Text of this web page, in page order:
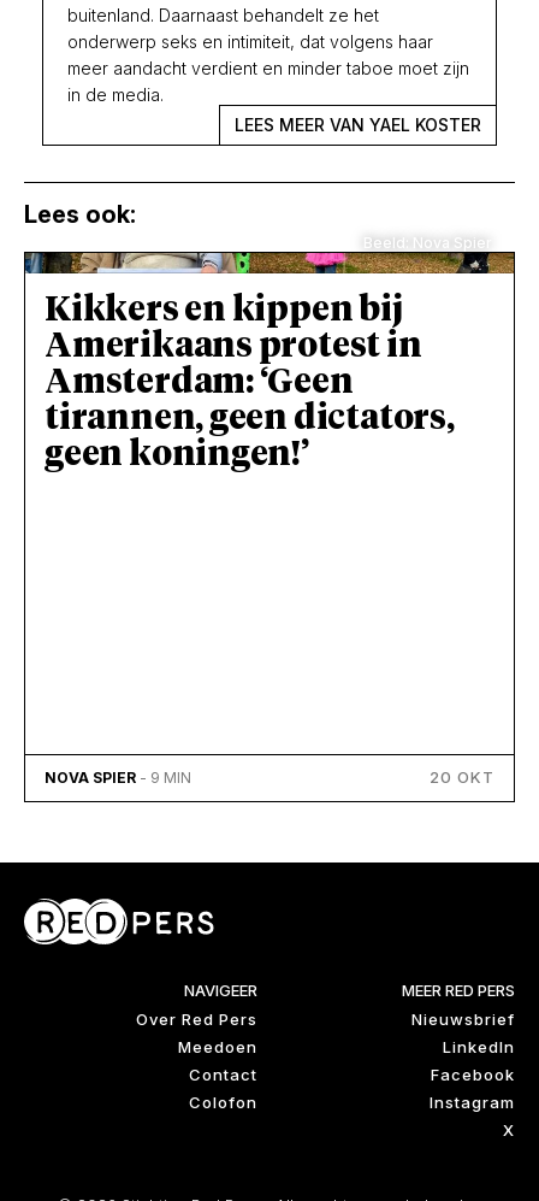
buitenland. Daarnaast behandelt ze het
onderwerp seks en intimiteit, dat volgens haar
meer aandacht verdient en minder taboe moet zijn
in de media.
LEES MEER VAN YAEL KOSTER
Lees ook:
Beeld: Nova Spier
Kikkers en kippen bij
Amerikaans protest in
Amsterdam: ‘Geen
tirannen, geen dictators,
geen koningen!’
NOVA SPIER - 9 MIN 20 OKT
NAVIGEER
Over Red Pers
Meedoen
Contact
Colofon
MEER RED PERS
Nieuwsbrief
LinkedIn
Facebook
Instagram
X